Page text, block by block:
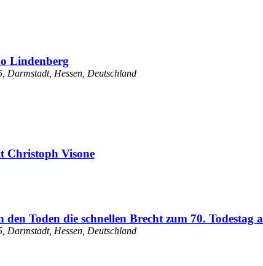
Lindenberg
Darmstadt, Hessen, Deutschland
Christoph Visone
den Toden die schnellen Brecht zum 70.
Darmstadt, Hessen, Deutschland